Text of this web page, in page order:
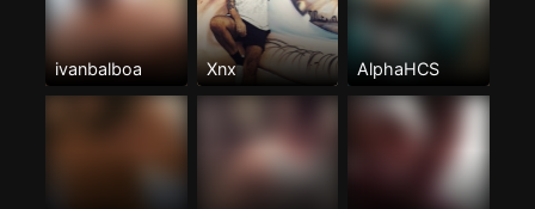
ivanbalboa Xnx AlphaHCS